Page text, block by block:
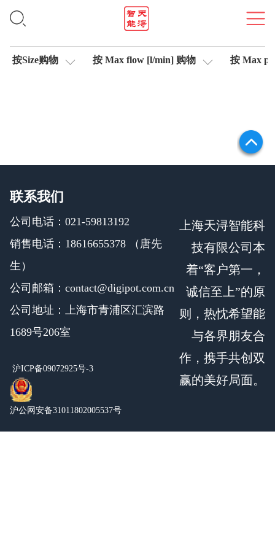
位移传感器
按Size购物 按 Max flow [l/min] 购物 按 Max
联系我们
公司电话：021-59813192
销售电话：18616655378 （唐先
生）
公司邮箱：contact@digipot.com.cn
公司地址：上海市青浦区汇滨路
1689号206室
沪ICP备09072925号-3
沪公网安备31011802005537号
上海天浔智能科
技有限公司本
着“客户第一，
诚信至上”的原
则，热忱希望能
与各界朋友合
作，携手共创双
赢的美好局面。